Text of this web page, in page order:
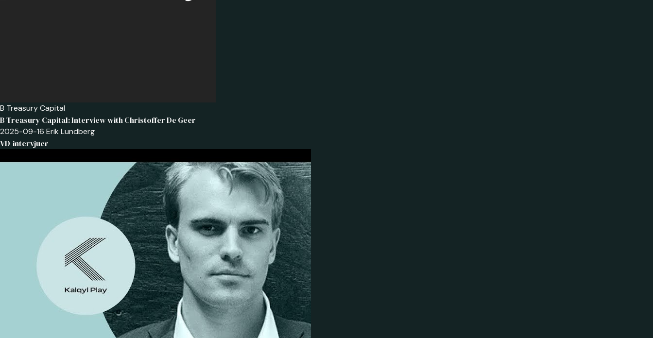
B Treasury Capital
B Treasury Capital: Interview with Christoffer De Geer
2025-09-16 Erik Lundberg
VD-intervjuer